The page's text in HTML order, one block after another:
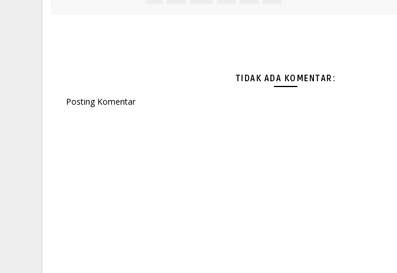
TIDAK ADA KOMENTAR:
Posting Komentar